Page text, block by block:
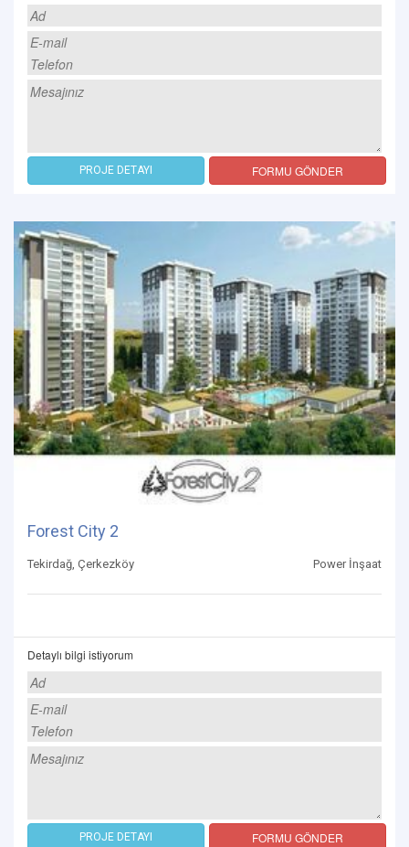
PROJE DETAYI FORMU GÖNDER
Forest City 2
Tekirdağ, Çerkezköy Power İnşaat
Detaylı bilgi istiyorum
PROJE DETAYI FORMU GÖNDER